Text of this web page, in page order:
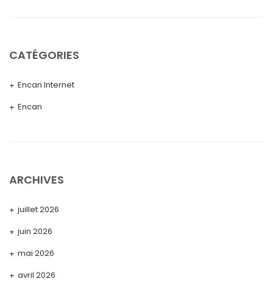
CATÉGORIES
Encan Internet
Encan
ARCHIVES
juillet 2026
juin 2026
mai 2026
avril 2026